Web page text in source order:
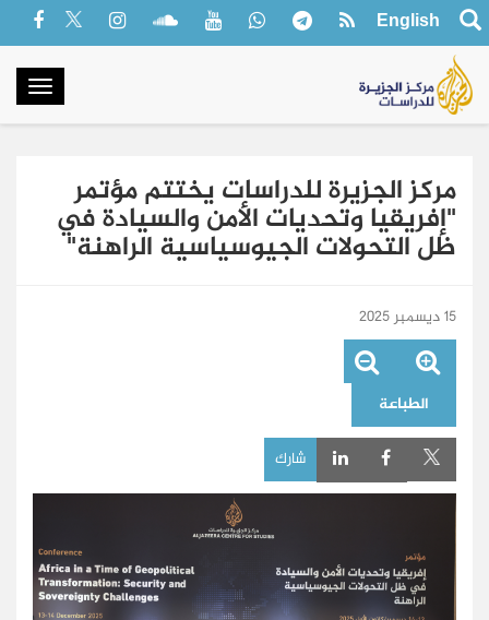
English
مركز الجزيرة للدراسات يختتم مؤتمر
"إفريقيا وتحديات الأمن والسيادة في
ظل التحولات الجيوسياسية الراهنة"
15 ديسمبر 2025
الطباعة
شارك